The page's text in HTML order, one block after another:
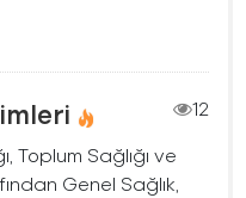
12
Toplum Sağlığı ve
Genel Sağlık,